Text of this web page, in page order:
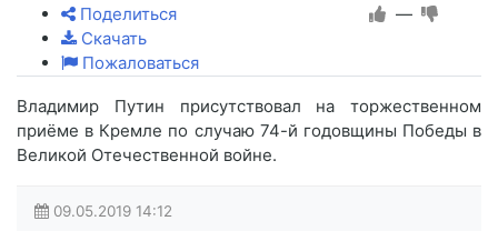
—
Поделиться
Скачать
Пожаловаться
Владимир Путин присутствовал на торжественном
приёме в Кремле по случаю 74-й годовщины Победы в
Великой Отечественной войне.
09.05.2019 14:12